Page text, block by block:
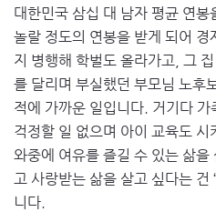
대한민국 삼십 대 남자 평균 연봉
놀랄 정도의 연봉을 받게 되어
지 병행해 학벌도 올라가고, 그
를 달리며 부실했던 부모님 노후
적에 가까운 일입니다. 거기다
걱정할 일 없으며 아이 교육도 시
와중에 여유를 즐길 수 있는 삶
고 사랑받는 삶을 살고 싶다는 건
니다.